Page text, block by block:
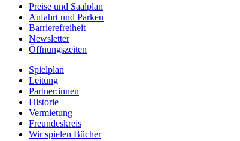
Preise und Saalplan
Anfahrt und Parken
Barrierefreiheit
Newsletter
Öffnungszeiten
Spielplan
Leitung
Partner:innen
Historie
Vermietung
Freundeskreis
Wir spielen Bücher